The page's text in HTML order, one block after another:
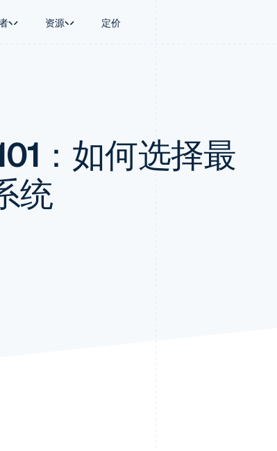
资源 定价
钱包、稳定币发行和发卡基础设
施
酒店、旅游与休闲
保险
媒体与娱乐
提供按用量计费
发行稳定币支持的支付卡
通过智能体配置和管理服务
资讯中心
Stripe Press
：如何选择最
统